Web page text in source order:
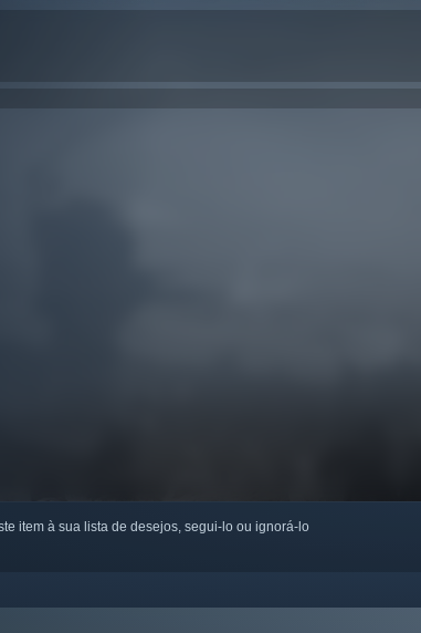
item à sua lista de desejos, segui-lo ou ignorá-lo